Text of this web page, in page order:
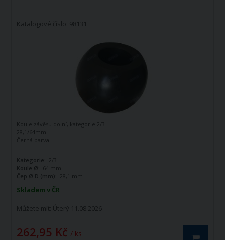
Katalogové číslo: 98131
Skladem v ČR
Můžete mít: Úterý 11.08.2026
262,95 Kč / ks
Koule závěsu dolní, kategorie 2/3 -
28,1/64mm.
Černá barva.
Kategorie:
Koule Ø: 64 mm
Čep Ø D (mm):
28,1 mm